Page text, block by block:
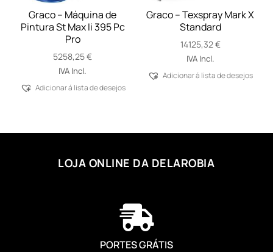
Graco – Máquina de
Pintura St Max Ii 395 Pc
Pro
5258,25€
IVA Incl.
Adicionar á lista de desejos
Graco – Texspray Mark X
Standard
14125,32€
IVA Incl.
Adicionar á lista de desejos
LOJA ONLINE DA DELAROBIA

PORTES GRÁTIS